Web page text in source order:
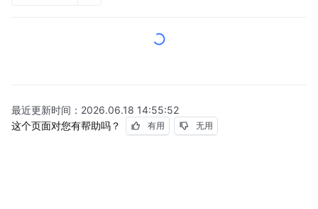
最近更新时间： 2026.06.18 14:55:52
这个页面对您有帮助吗？
有用 无用